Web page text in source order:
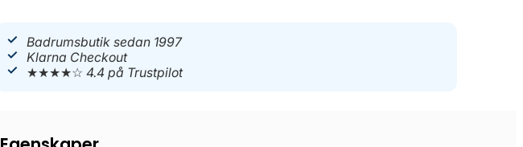
Badrumsbutik sedan 1997
Klarna Checkout
★★★★☆4.4 på Trustpilot